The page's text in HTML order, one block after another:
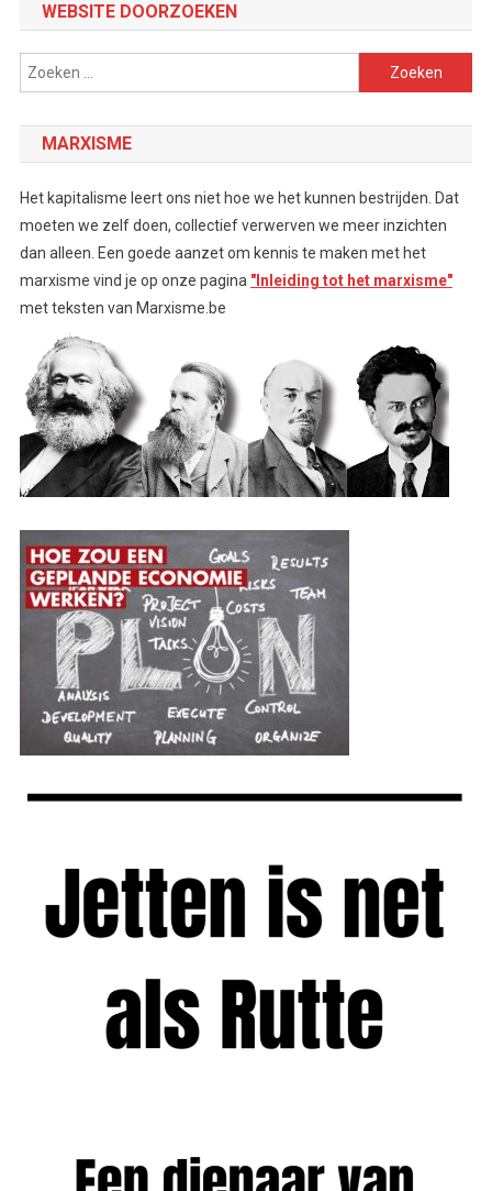
WEBSITE DOORZOEKEN
Zoeken
naar:
MARXISME
Het kapitalisme leert ons niet hoe we het kunnen bestrijden. Dat
moeten we zelf doen, collectief verwerven we meer inzichten
dan alleen. Een goede aanzet om kennis te maken met het
marxisme vind je op onze pagina "Inleiding tot het marxisme"
met teksten van Marxisme.be